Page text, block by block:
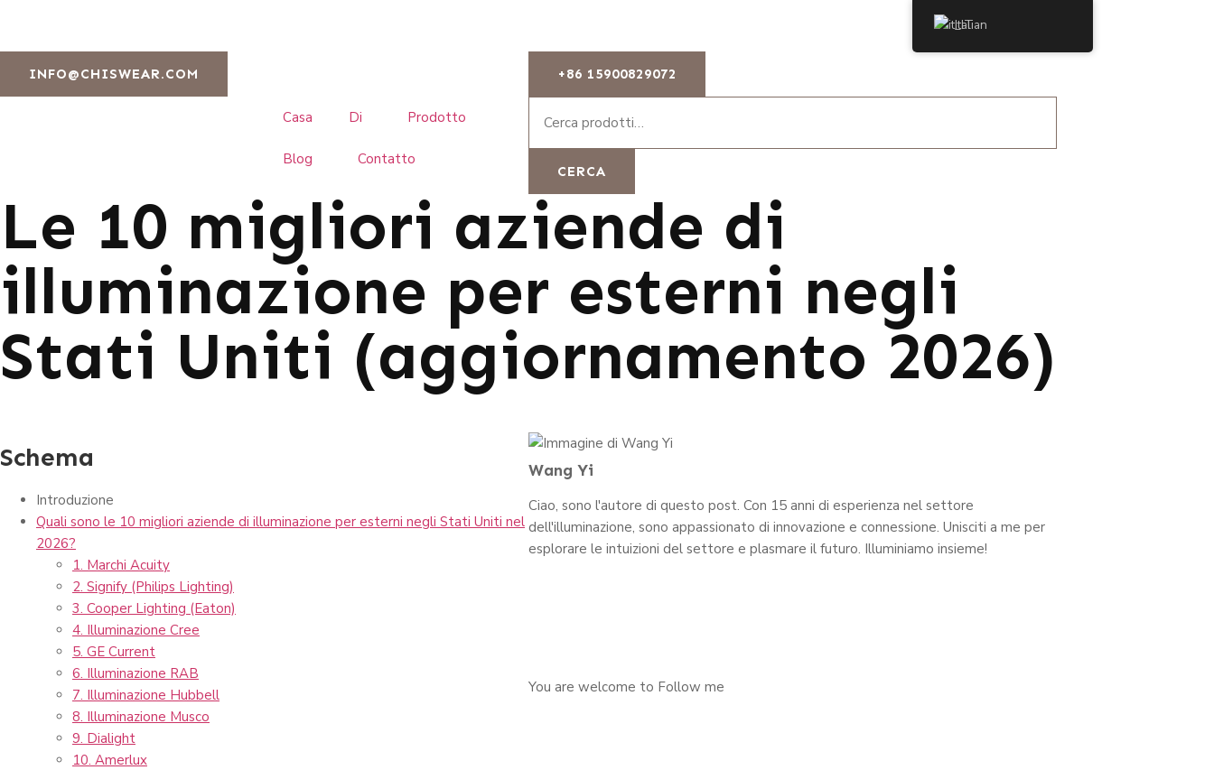
INFO@CHISWEAR.COM +86 15900829072
Casa Di Prodotto
Blog Contatto
CERCA
Le 10 migliori aziende di
illuminazione per esterni negli
Stati Uniti (aggiornamento 2026)
Schema
Introduzione
Quali sono le 10 migliori aziende di illuminazione per esterni negli Stati Uniti nel
2026?
1. Marchi Acuity
2. Signify (Philips Lighting)
3. Cooper Lighting (Eaton)
4. Illuminazione Cree
5. GE Current
6. Illuminazione RAB
7. Illuminazione Hubbell
8. Illuminazione Musco
9. Dialight
10. Amerlux
Wang Yi
Ciao, sono l'autore di questo post. Con 15 anni di esperienza nel settore
dell'illuminazione, sono appassionato di innovazione e connessione. Unisciti a me per
esplorare le intuizioni del settore e plasmare il futuro. Illuminiamo insieme!
You are welcome to Follow me
Italian